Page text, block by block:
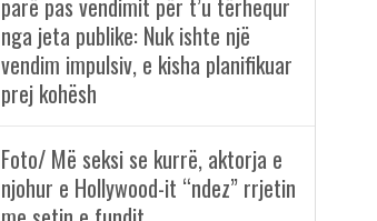
parë pas vendimit për t’u tërhequr
nga jeta publike: Nuk ishte një
vendim impulsiv, e kisha planifikuar
prej kohësh
Foto/ Më seksi se kurrë, aktorja e
njohur e Hollywood-it “ndez” rrjetin